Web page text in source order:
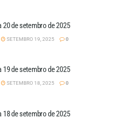
de setembro de 2025
SETEMBRO 19, 2025 0
de setembro de 2025
SETEMBRO 18, 2025 0
de setembro de 2025